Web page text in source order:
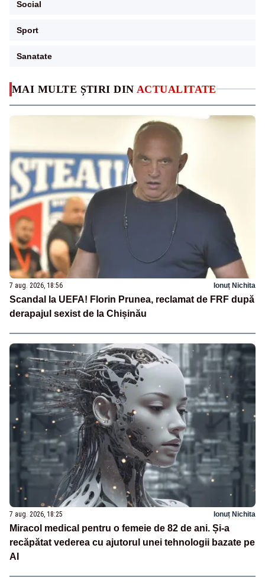
MAI MULTE ȘTIRI DIN ACTUALITATE
7 aug. 2026, 18:56 Ionuț Nichita
Scandal la UEFA! Florin Prunea, reclamat de FRF după
derapajul sexist de la Chișinău
7 aug. 2026, 18:25 Ionuț Nichita
Miracol medical pentru o femeie de 82 de ani. Și-a
recăpătat vederea cu ajutorul unei tehnologii bazate pe
AI
Social
Sport
Sanatate